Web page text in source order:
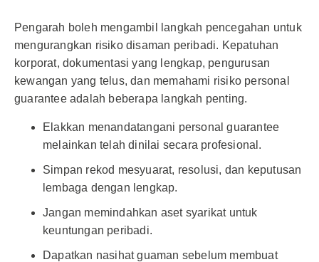
Pengarah boleh mengambil langkah pencegahan untuk
mengurangkan risiko di­saman peribadi. Kepatuhan
korporat, dokumentasi yang lengkap, pengurusan
kewangan yang telus, dan memahami risiko personal
guarantee adalah beberapa langkah penting.
Elakkan menandatangani personal guarantee
melainkan telah dinilai secara profesional.
Simpan rekod mesyuarat, resolusi, dan keputusan
lembaga dengan lengkap.
Jangan memindahkan aset syarikat untuk
keuntungan peribadi.
Dapatkan nasihat guaman sebelum membuat